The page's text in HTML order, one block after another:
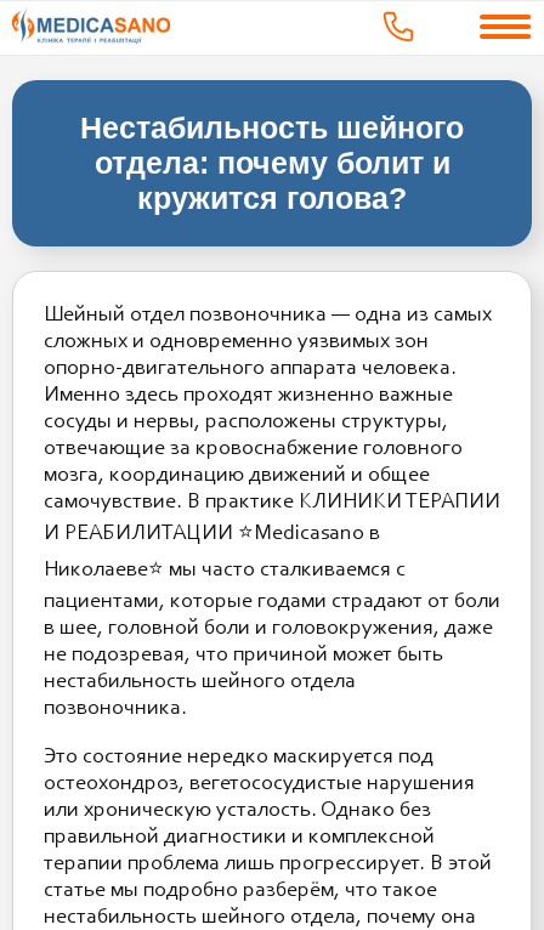
Нестабильность шейного
отдела: почему болит и
кружится голова?
Шейный отдел позвоночника — одна из самых
сложных и одновременно уязвимых зон
опорно-двигательного аппарата человека.
Именно здесь проходят жизненно важные
сосуды и нервы, расположены структуры,
отвечающие за кровоснабжение головного
мозга, координацию движений и общее
самочувствие. В практике КЛИНИКИ ТЕРАПИИ
И РЕАБИЛИТАЦИИ ⭐️Medicasano в
Николаеве⭐️ мы часто сталкиваемся с
пациентами, которые годами страдают от боли
в шее, головной боли и головокружения, даже
не подозревая, что причиной может быть
нестабильность шейного отдела
позвоночника.
Это состояние нередко маскируется под
остеохондроз, вегетососудистые нарушения
или хроническую усталость. Однако без
правильной диагностики и комплексной
терапии проблема лишь прогрессирует. В этой
статье мы подробно разберём, что такое
нестабильность шейного отдела, почему она